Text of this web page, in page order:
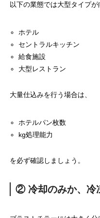
以下の業態では大型タイプが
ホテル
セントラルキッチン
給食施設
大型レストラン
大量仕込みを行う場合は、
ホテルパン枚数
kg処理能力
を必ず確認しましょう。
② 冷却のみか、冷